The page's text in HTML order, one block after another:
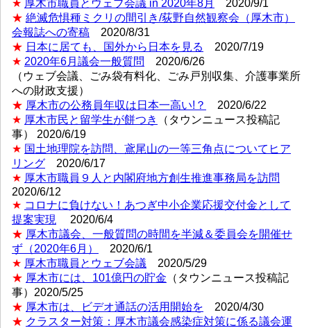
★ 厚木市職員とウェブ会議 in 2020年8月
2020/9/1
★ 絶滅危惧種ミクリの間引き/荻野自然観察会（厚木市）
会報誌への寄稿
2020/8/31
★ 日本に居ても、国外から日本を見る
2020/7/19
★ 2020年6月議会一般質問
2020/6/26
（ウェブ会議、ごみ袋有料化、ごみ戸別収集、介護事業所
への財政支援）
★ 厚木市の公務員年収は日本一高い!？
2020/6/22
★ 厚木市民と留学生が餅つき
（タウンニュース投稿記
事） 2020/6/19
★ 国土地理院を訪問、鳶尾山の一等三角点についてヒア
リング
2020/6/17
★ 厚木市職員９人と内閣府地方創生推進事務局を訪問
2020/6/12
★ コロナに負けない！あつぎ中小企業応援交付金として
提案実現
2020/6/4
★ 厚木市議会、一般質問の時間を半減＆委員会を開催せ
ず（2020年6月）
2020/6/1
★ 厚木市職員とウェブ会議
2020/5/29
★ 厚木市には、101億円の貯金 （タウンニュース投稿記
事）2020/5/25
★ 厚木市は、ビデオ通話の活用開始を
2020/4/30
★ クラスター対策：厚木市議会感染症対策に係る議会運